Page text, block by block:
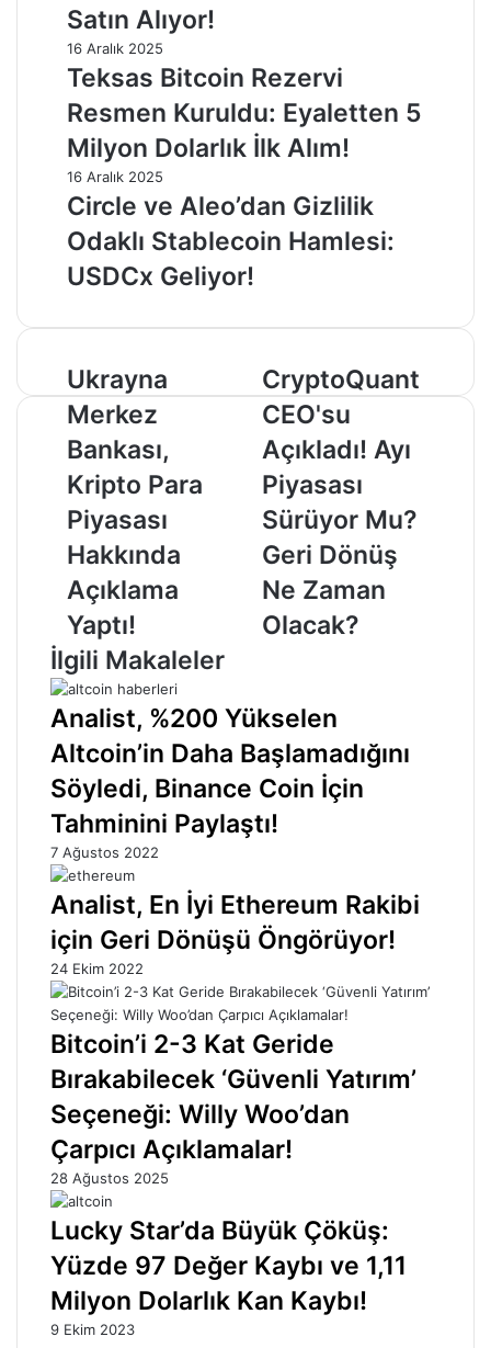
Satın Alıyor!
16 Aralık 2025
Teksas Bitcoin Rezervi
Resmen Kuruldu: Eyaletten 5
Milyon Dolarlık İlk Alım!
16 Aralık 2025
Circle ve Aleo’dan Gizlilik
Odaklı Stablecoin Hamlesi:
USDCx Geliyor!
Ukrayna
Merkez
Bankası,
Kripto
Para
Piyasası
Hakkında
Açıklama
Yaptı!
Ukrayna
Merkez
Bankası,
Kripto Para
Piyasası
Hakkında
Açıklama
Yaptı!
CryptoQuant
CEO'su
Açıkladı!
Ayı
Piyasası
Sürüyor
Mu?
Geri
Dönüş
Ne
Zaman
Olacak?
CryptoQuant
CEO'su
Açıkladı! Ayı
Piyasası
Sürüyor Mu?
Geri Dönüş
Ne Zaman
Olacak?
İlgili Makaleler
Analist, %200 Yükselen
Altcoin’in Daha Başlamadığını
Söyledi, Binance Coin İçin
Tahminini Paylaştı!
7 Ağustos 2022
Analist, En İyi Ethereum Rakibi
için Geri Dönüşü Öngörüyor!
24 Ekim 2022
Bitcoin’i 2-3 Kat Geride
Bırakabilecek ‘Güvenli Yatırım’
Seçeneği: Willy Woo’dan
Çarpıcı Açıklamalar!
28 Ağustos 2025
Lucky Star’da Büyük Çöküş:
Yüzde 97 Değer Kaybı ve 1,11
Milyon Dolarlık Kan Kaybı!
9 Ekim 2023